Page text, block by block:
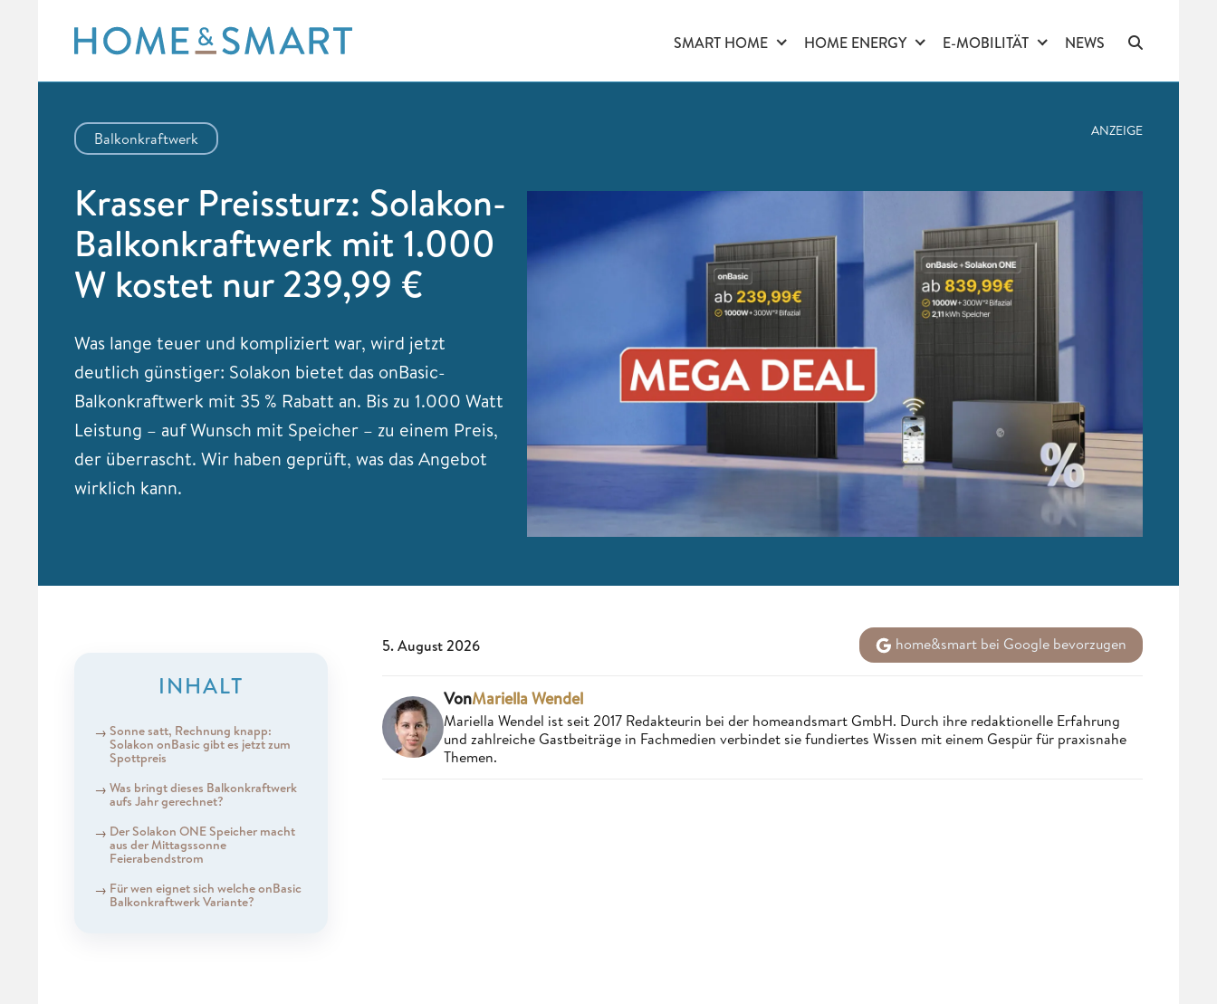
content
SMART HOME HOME ENERGY E-MOBILITÄT NEWS
Balkonkraftwerk ANZEIGE
Krasser Preissturz: Solakon-
Balkonkraftwerk mit 1.000
W kostet nur 239,99 €
Was lange teuer und kompliziert war, wird jetzt
deutlich günstiger: Solakon bietet das onBasic-
Balkonkraftwerk mit 35 % Rabatt an. Bis zu 1.000 Watt
Leistung – auf Wunsch mit Speicher – zu einem Preis,
der überrascht. Wir haben geprüft, was das Angebot
wirklich kann.
INHALT
Sonne satt, Rechnung knapp:
Solakon onBasic gibt es jetzt zum
Spottpreis
Was bringt dieses Balkonkraftwerk
aufs Jahr gerechnet?
Der Solakon ONE Speicher macht
aus der Mittagssonne
Feierabendstrom
Für wen eignet sich welche onBasic
Balkonkraftwerk Variante?
5. August 2026 home&smart bei Google bevorzugen
VonMariella Wendel
Mariella Wendel ist seit 2017 Redakteurin bei der homeandsmart GmbH. Durch ihre redaktionelle Erfahrung
und zahlreiche Gastbeiträge in Fachmedien verbindet sie fundiertes Wissen mit einem Gespür für praxisnahe
Themen.